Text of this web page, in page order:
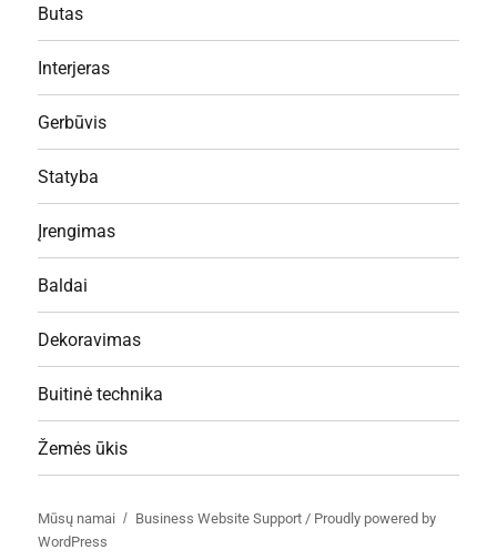
Butas
Interjeras
Gerbūvis
Statyba
Įrengimas
Baldai
Dekoravimas
Buitinė technika
Žemės ūkis
Mūsų namai Business Website Support / Proudly powered by
WordPress